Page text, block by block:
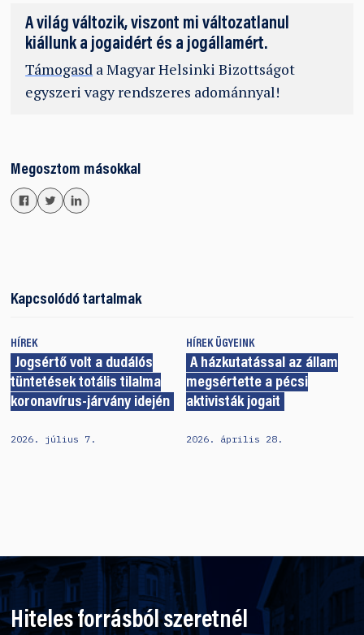
A világ változik, viszont mi változatlanul
kiállunk a jogaidért és a jogállamért.
Támogasd a Magyar Helsinki Bizottságot
egyszeri vagy rendszeres adománnyal!
Megosztom másokkal
Kapcsolódó tartalmak
HÍREK
Jogsértő volt a dudálós
tüntetések totális tilalma
koronavírus-járvány idején
2026. július 7.
HÍREK ÜGYEINK
A házkutatással az állam
megsértette a pécsi
aktivisták jogait
2026. április 28.
Hiteles forrásból szeretnél